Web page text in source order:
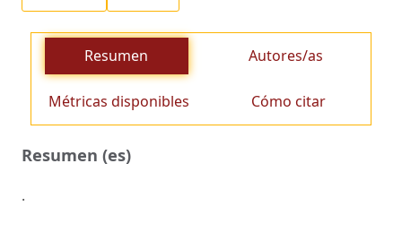
Resumen Autores/as
Métricas disponibles Cómo citar
Resumen (es)
.